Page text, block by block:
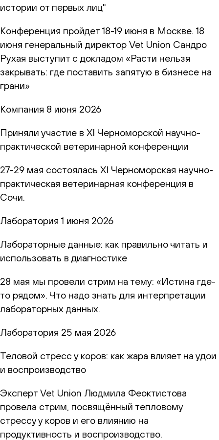
истории от первых лиц"
Конференция пройдет 18-19 июня в Москве. 18
июня генеральный директор Vet Union Сандро
Рухая выступит с докладом «Расти нельзя
закрывать: где поставить запятую в бизнесе на
грани»
Компания 8 июня 2026
Приняли участие в XI Черноморской научно-
практической ветеринарной конференции
27-29 мая состоялась XI Черноморская научно-
практическая ветеринарная конференция в
Сочи.
Лаборатория 1 июня 2026
Лабораторные данные: как правильно читать и
использовать в диагностике
28 мая мы провели стрим на тему: «Истина где-
то рядом». Что надо знать для интерпретации
лабораторных данных.
Лаборатория 25 мая 2026
Теловой стресс у коров: как жара влияет на удои
и воспроизводство
Эксперт Vet Union Людмила Феоктистова
провела стрим, посвящённый тепловому
стрессу у коров и его влиянию на
продуктивность и воспроизводство.